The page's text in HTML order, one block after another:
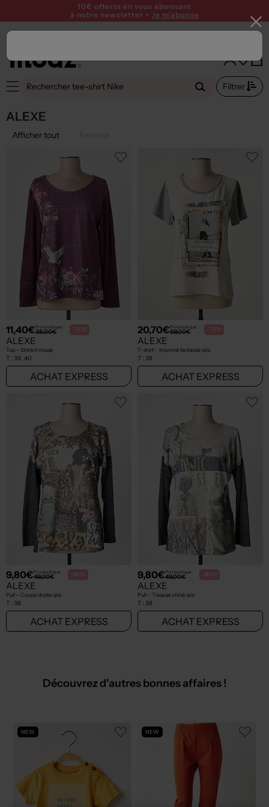
10€ offerts en vous abonnant
à notre newsletter > Je m'abonne
Filtrer
ALEXE
Afficher tout
11,40€Prix boutique :
38,00€ -70%
ALEXE
Top - Stretch rouge
T : 38, 40
ACHAT EXPRESS
20,70€Prix boutique :
69,00€ -70%
ALEXE
T-shirt - Imprimé fantaisie gris
T : 38
ACHAT EXPRESS
9,80€Prix boutique :
49,00€ -80%
ALEXE
Pull - Coupe droite gris
T : 38
ACHAT EXPRESS
9,80€Prix boutique :
49,00€ -80%
ALEXE
Pull - Tissage chiné gris
T : 38
ACHAT EXPRESS
Découvrez d'autres bonnes affaires !
NEW NEW